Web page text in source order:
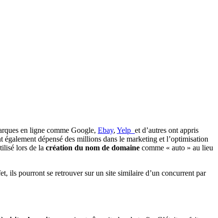
en ligne comme Google, Ebay, Yelp et d’autres ont appris
dépensé des millions dans le marketing et l’optimisation
lors de la création du nom de domaine comme « auto » au lieu
ils pourront se retrouver sur un site similaire d’un concurrent par